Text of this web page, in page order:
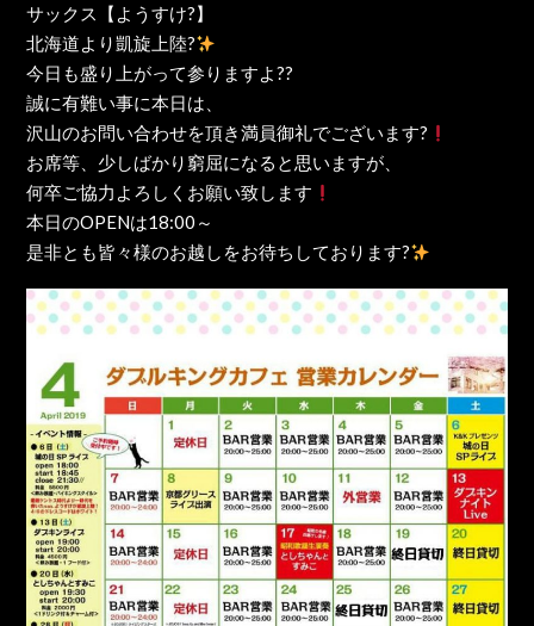
サックス【ようすけ?】
北海道より凱旋上陸?
今日も盛り上がって参りますよ??
誠に有難い事に本日は、
沢山のお問い合わせを頂き満員御礼でございます?
お席等、少しばかり窮屈になると思いますが、
何卒ご協力よろしくお願い致します
本日のOPENは18:00～
是非とも皆々様のお越しをお待ちしております?